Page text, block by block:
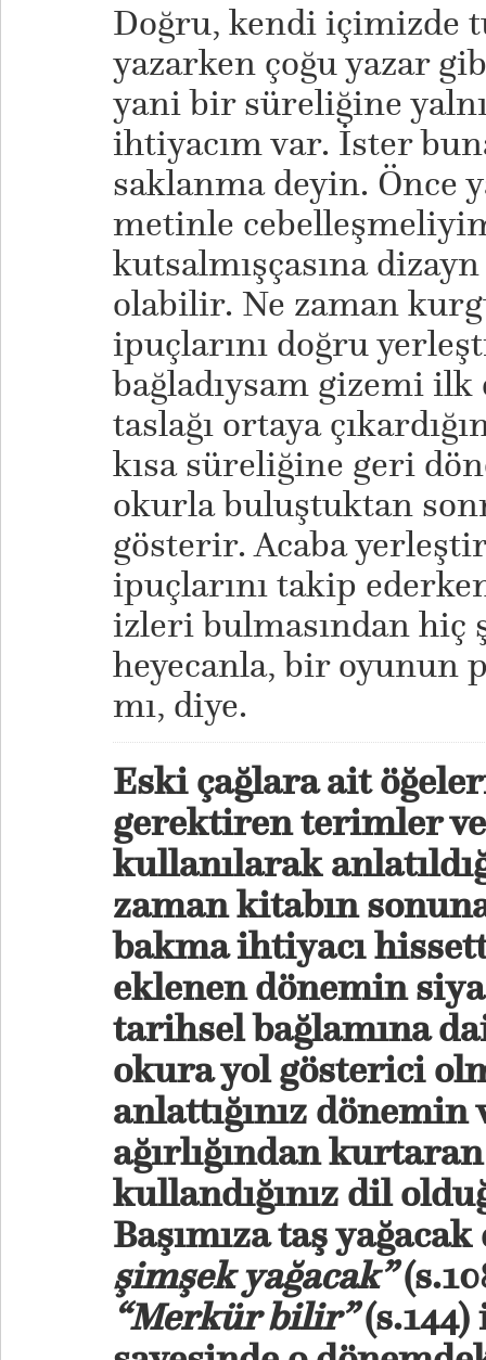
Doğru, kendi içimizde
yazarken çoğu yazar
yani bir süreliğine
ihtiyacım var. İster
saklanma deyin. Önce
metinle
kutsalmışçasına
olabilir. Ne zaman
ipuçlarını doğru
bağladıysam gizemi
taslağı ortaya
kısa süreliğine geri
okurla buluştuktan
gösterir. Acaba
ipuçlarını takip
izleri bulmasından hiç
heyecanla, bir oyunun
mı, diye.
Eski çağlara ait
gerektiren terimler
kullanılarak
zaman kitabın
bakma ihtiyacı
eklenen dönemin
tarihsel bağlamına
okura yol gösterici
anlattığınız
ağırlığından
kullandığınız dil
Başımıza taş
şimşek yağacak”
“Merkür bilir”